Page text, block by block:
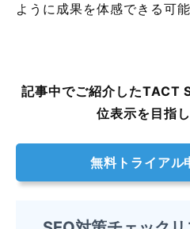
ように成果を体感できる可
記事中でご紹介したTACT
位表示を目指
無料トライアル